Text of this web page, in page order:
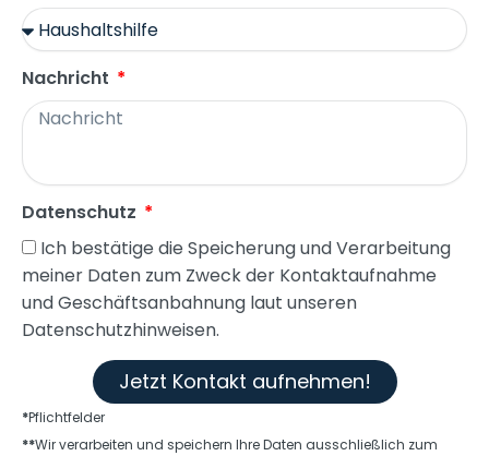
Nachricht
Datenschutz
Ich bestätige die Speicherung und Verarbeitung
meiner Daten zum Zweck der Kontaktaufnahme
und Geschäftsanbahnung laut unseren
Datenschutzhinweisen.
Jetzt Kontakt aufnehmen!
*Pflichtfelder
**Wir verarbeiten und speichern Ihre Daten ausschließlich zum